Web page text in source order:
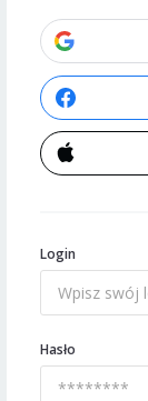
Login
Hasło